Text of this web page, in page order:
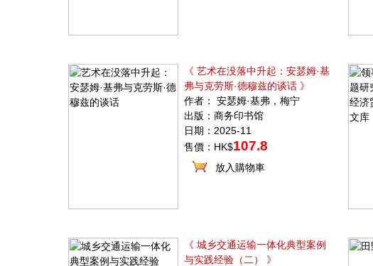
《 艺术在没落中升起：安瑟姆·基
弗与克劳斯·德穆兹的谈话 》
作者： 安瑟姆·基弗，梅宁
出版：商务印书馆
日期：2025-11
售價：HK$107.8
放入購物車
《 城乡交通运输一体化典型案例
与实践经验（二） 》